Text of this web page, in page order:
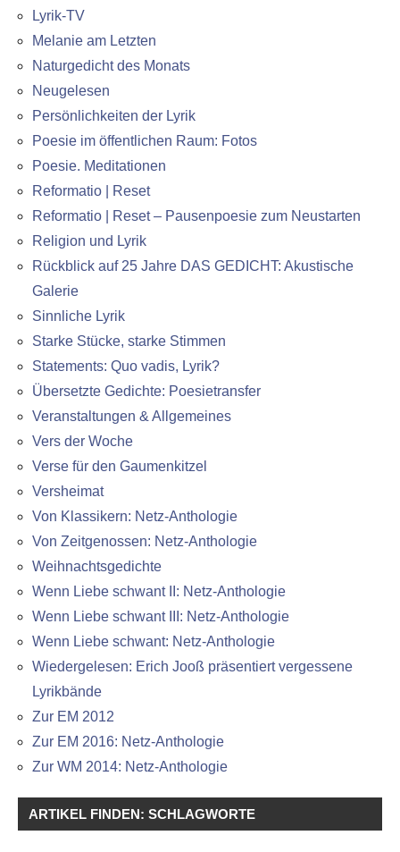
Lyrik-TV
Melanie am Letzten
Naturgedicht des Monats
Neugelesen
Persönlichkeiten der Lyrik
Poesie im öffentlichen Raum: Fotos
Poesie. Meditationen
Reformatio | Reset
Reformatio | Reset – Pausenpoesie zum Neustarten
Religion und Lyrik
Rückblick auf 25 Jahre DAS GEDICHT: Akustische
Galerie
Sinnliche Lyrik
Starke Stücke, starke Stimmen
Statements: Quo vadis, Lyrik?
Übersetzte Gedichte: Poesietransfer
Veranstaltungen & Allgemeines
Vers der Woche
Verse für den Gaumenkitzel
Versheimat
Von Klassikern: Netz-Anthologie
Von Zeitgenossen: Netz-Anthologie
Weihnachtsgedichte
Wenn Liebe schwant II: Netz-Anthologie
Wenn Liebe schwant III: Netz-Anthologie
Wenn Liebe schwant: Netz-Anthologie
Wiedergelesen: Erich Jooß präsentiert vergessene
Lyrikbände
Zur EM 2012
Zur EM 2016: Netz-Anthologie
Zur WM 2014: Netz-Anthologie
ARTIKEL FINDEN: SCHLAGWORTE